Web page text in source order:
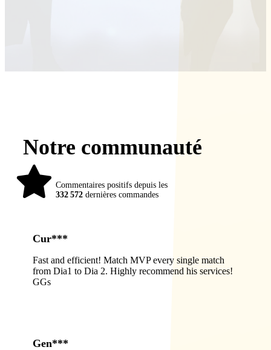
Notre communauté
Commentaires positifs depuis les
332 572 dernières commandes
Cur***
Fast and efficient! Match MVP every single match
from Dia1 to Dia 2. Highly recommend his services!
GGs
Gen***